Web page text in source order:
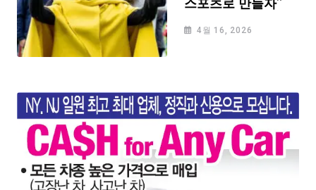
스포츠로 만들자”
4월 16, 2026